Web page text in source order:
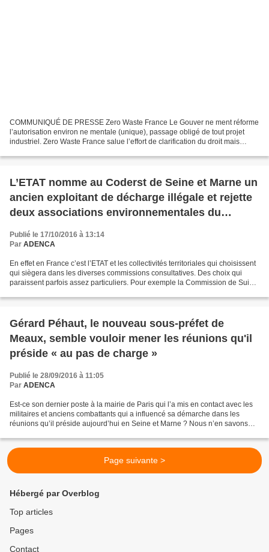
COMMUNIQUÉ DE PRESSE Zero Waste France Le Gouver ne ment réforme
l’autorisation environ ne mentale (unique), passage obligé de tout projet
industriel. Zero Waste France salue l’effort de clarification du droit mais
L’ETAT nomme au Coderst de Seine et Marne un
ancien exploitant de décharge illégale et rejette
deux associations environnementales du
Comité économique et social européen (Cese)
Publié le 17/10/2016 à 13:14
Par ADENCA
En effet en France c’est l’ETAT et les collectivités territoriales qui choisissent
qui siègera dans les diverses commissions consultatives. Des choix qui
paraissent parfois assez particuliers. Pour exemple la Commission de Suivi
Gérard Péhaut, le nouveau sous-préfet de
Meaux, semble vouloir mener les réunions qu'il
préside « au pas de charge »
Publié le 28/09/2016 à 11:05
Par ADENCA
Est-ce son dernier poste à la mairie de Paris qui l’a mis en contact avec les
militaires et anciens combattants qui a influencé sa démarche dans les
réunions qu’il préside aujourd’hui en Seine et Marne ? Nous n’en savons
Page suivante >
Hébergé par Overblog
Top articles
Pages
Contact